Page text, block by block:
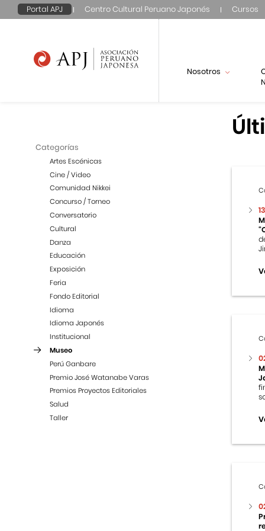
Portal APJ Centro Cultural Peruano Japonés Cursos
Nosotros
Categorías
Artes Escénicas
Cine / Video
Comunidad Nikkei
Concurso / Torneo
Conversatorio
Cultural
Danza
Educación
Exposición
Feria
Fondo Editorial
Idioma
Idioma Japonés
Institucional
Museo
Perú Ganbare
Premio José Watanabe Varas
Premios Proyectos Editoriales
Salud
Taller